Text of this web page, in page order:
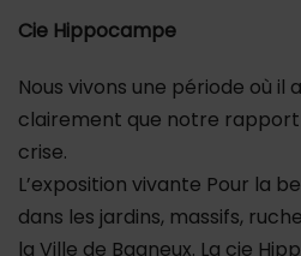
Cie Hippocampe
Nous vivons une période où
clairement que notre
crise.
L’exposition vivante Pour la
dans les jardins, massifs,
la Ville de Bagneux. La cie